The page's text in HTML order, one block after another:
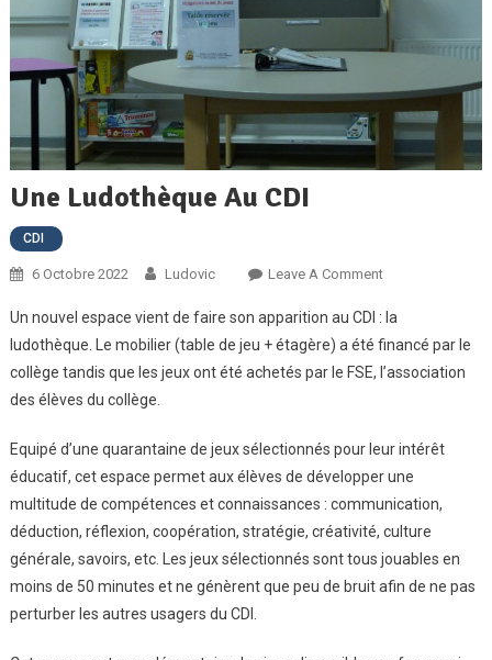
Une Ludothèque Au CDI
CDI
6 Octobre 2022 Ludovic Leave A CommentOn
Ludothèque
Au
CDI
Un nouvel espace vient de faire son apparition au CDI : la
ludothèque. Le mobilier (table de jeu + étagère) a été financé par le
collège tandis que les jeux ont été achetés par le FSE, l’association
des élèves du collège.
Equipé d’une quarantaine de jeux sélectionnés pour leur intérêt
éducatif, cet espace permet aux élèves de développer une
multitude de compétences et connaissances : communication,
déduction, réflexion, coopération, stratégie, créativité, culture
générale, savoirs, etc. Les jeux sélectionnés sont tous jouables en
moins de 50 minutes et ne génèrent que peu de bruit afin de ne pas
perturber les autres usagers du CDI.